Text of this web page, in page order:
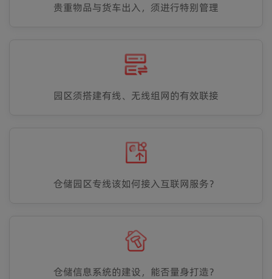
贵重物品与货车出入，须进行特别管理
园区须搭建有线、无线组网的有效联接
仓储园区专线该如何接入互联网服务？
仓储信息系统的建设，能否量身打造？